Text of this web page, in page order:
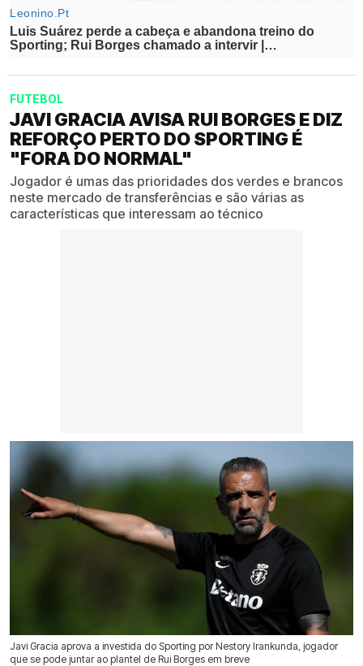
FUTEBOL
JAVI GRACIA AVISA RUI BORGES E DIZ
REFORÇO PERTO DO SPORTING É
"FORA DO NOR­MAL"
Jogador é umas das prioridades dos verdes e brancos
neste mercado de transferências e são várias as
características que interessam ao técnico
Javi Gracia aprova a investida do Sporting por Nestory Irankunda, jogador
que se pode juntar ao plantel de Rui Borges em breve